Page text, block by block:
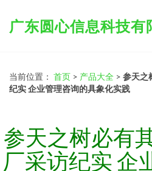
广东圆心信息科技有
当前位置： 首页 > 产品大全 > 参天之
纪实 企业管理咨询的具象化实践
参天之树必有
厂采访纪实 企